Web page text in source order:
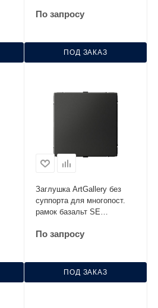
По запросу
ПОД ЗАКАЗ
Заглушка ArtGallery без
суппорта для многопост.
рамок базальт SE
По запросу
ПОД ЗАКАЗ